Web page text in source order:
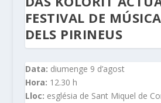
FESTIVAL DE
DELS PIRINEUS
Data: diumenge 9 d’agost
Hora: 12.30 h
Lloc: església de Sant Miquel de